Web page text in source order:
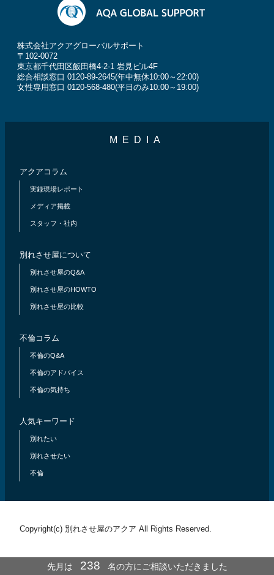
株式会社アクアグローバルサポート
〒102-0072
東京都千代田区飯田橋4-2-1 岩見ビル4F
総合相談窓口 0120-89-2645(年中無休10:00～22:00)
女性専用窓口 0120-568-480(平日のみ10:00～19:00)
MEDIA
アクアコラム
実録現場レポート
メディア掲載
スタッフ・社内
別れさせ屋について
別れさせ屋のQ&A
別れさせ屋のHOWTO
別れさせ屋の比較
不倫コラム
不倫のQ&A
不倫のアドバイス
不倫の気持ち
人気キーワード
別れたい
別れさせたい
不倫
Copyright(c) 別れさせ屋のアクア All Rights Reserved.
先月は 238 名の方にご相談いただきました